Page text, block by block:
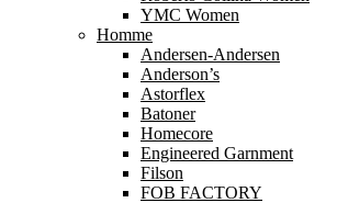
YMC Women
Homme
Andersen-Andersen
Anderson’s
Astorflex
Batoner
Homecore
Engineered Garnment
Filson
FOB FACTORY